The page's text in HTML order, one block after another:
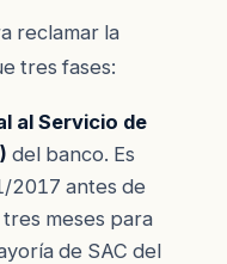
reclamar la
tres fases:
al Servicio de
del banco. Es
2017 antes de
meses para
de SAC del